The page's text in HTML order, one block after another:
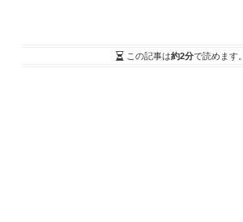
この記事は約2分で読めます。